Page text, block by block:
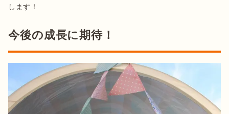
します！
今後の成長に期待！